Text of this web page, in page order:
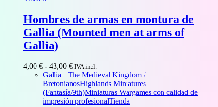
Hombres de armas en montura de
Gallia (Mounted men at arms of
Gallia)
4,00 € - 43,00 €Rango
de
precios:
desde
4,00 €
IVA incl.
Gallia - The Medieval Kingdom /
BretonianosHighlands Miniatures
(Fantasía/9th)Miniaturas Wargames con calidad de
impresión profesionalTienda